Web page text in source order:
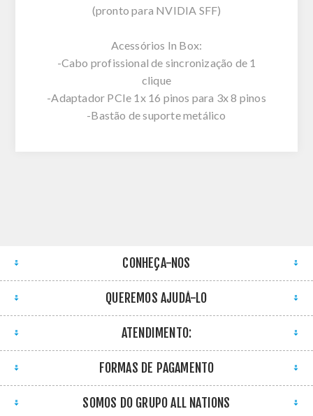
(pronto para NVIDIA SFF)
Acessórios In Box:
-Cabo profissional de sincronização de 1
clique
-Adaptador PCIe 1x 16 pinos para 3x 8 pinos
-Bastão de suporte metálico
CONHEÇA-NOS
QUEREMOS AJUDÁ-LO
ATENDIMENTO:
FORMAS DE PAGAMENTO
SOMOS DO GRUPO ALL NATIONS